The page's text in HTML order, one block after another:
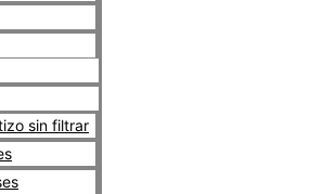
sin filtrar